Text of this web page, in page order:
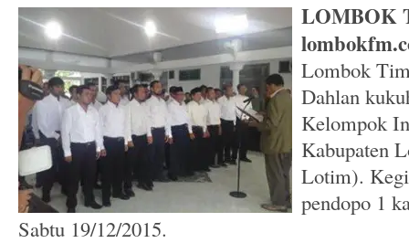
LOMBOK
Lombok
Dahlan
Kelompok
Kabupaten
Lotim).
pendopo 1
Sabtu 19/12/2015.